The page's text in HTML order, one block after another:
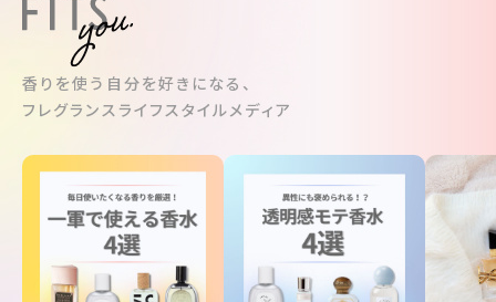
香りを使う自分を好きになる、
フレグランスライフスタイルメディア